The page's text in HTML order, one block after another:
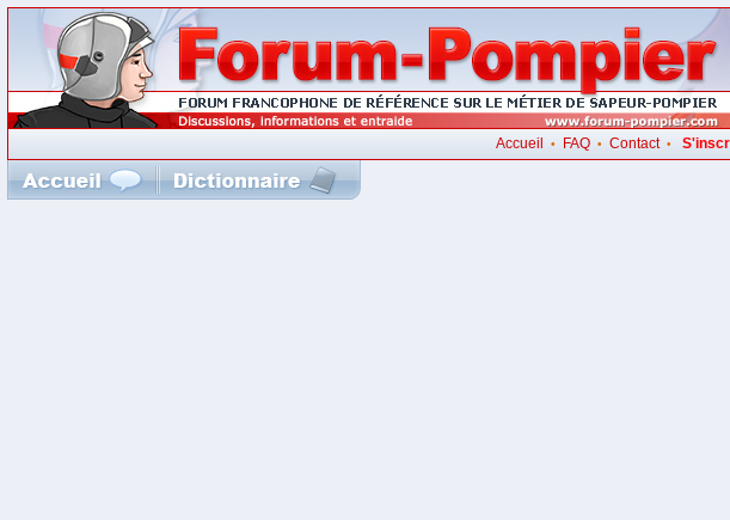
Accueil • FAQ• Contact•